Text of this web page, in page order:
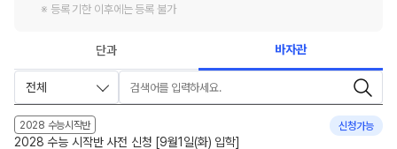
※ 등록 기한 이후에는 등록 불가
단과 바자관
전체
검색어
2028 수능시작반
2028 수능 시작반 사전 신청 [9월1일(화) 입학]
신청가능